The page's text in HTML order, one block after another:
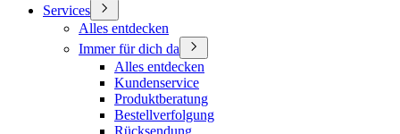
Services
Alles entdecken
Immer für dich da
Alles entdecken
Kundenservice
Produktberatung
Bestellverfolgung
Rücksendung